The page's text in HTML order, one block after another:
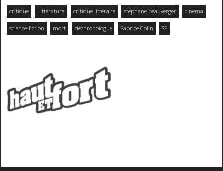
critique Littérature critique littéraire stéphane beauverger cinema
science-fiction mort déchronologue Fabrice Colin SF